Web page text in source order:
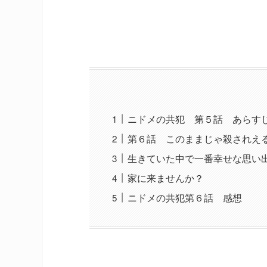
ニドメの共犯 第５話 あらす
第６話 このままじゃ殺されえ
生きていた中で一番幸せな思い
家に来ませんか？
ニドメの共犯第６話 感想